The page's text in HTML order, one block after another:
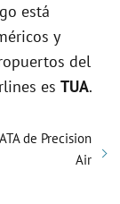
está
y
del
es TUA.
de Precision
Air